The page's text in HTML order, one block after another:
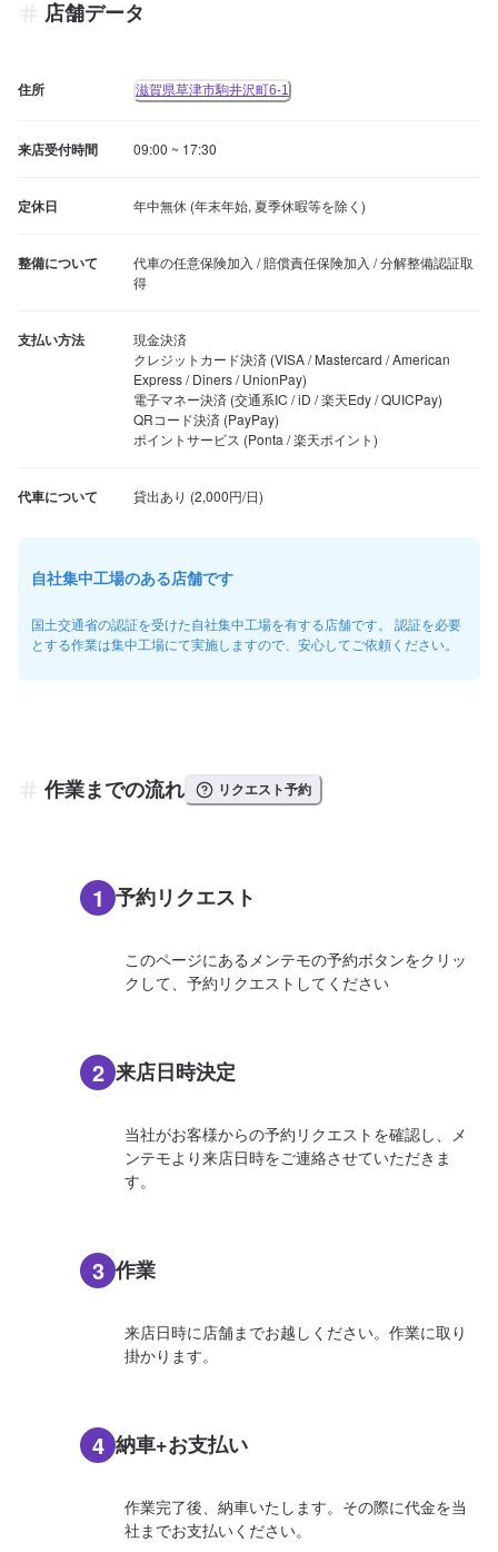
店舗データ
住所 滋賀県草津市駒井沢町6-1
来店受付時間 09:00 ~ 17:30
定休日 年中無休 (年末年始, 夏季休暇等を除く)
整備について
代車の任意保険加入 / 賠償責任保険加入 / 分解整備認証取
得
支払い方法
現金決済
クレジットカード決済 (VISA / Mastercard / American
Express / Diners / UnionPay)
電子マネー決済 (交通系IC / iD / 楽天Edy / QUICPay)
QRコード決済 (PayPay)
ポイントサービス (Ponta / 楽天ポイント)
代車について
自社集中工場のある店舗です
国土交通省の認証を受けた自社集中工場を有する店舗です。 認証を必要
とする作業は集中工場にて実施しますので、安心してご依頼ください。
作業までの流れ リクエスト予約
1 予約リクエスト
このページにあるメンテモの予約ボタンをクリッ
クして、予約リクエストしてください
2 来店日時決定
当社がお客様からの予約リクエストを確認し、メ
ンテモより来店日時をご連絡させていただきま
す。
3 作業
来店日時に店舗までお越しください。作業に取り
掛かります。
4 納車+お支払い
作業完了後、納車いたします。その際に代金を当
社までお支払いください。